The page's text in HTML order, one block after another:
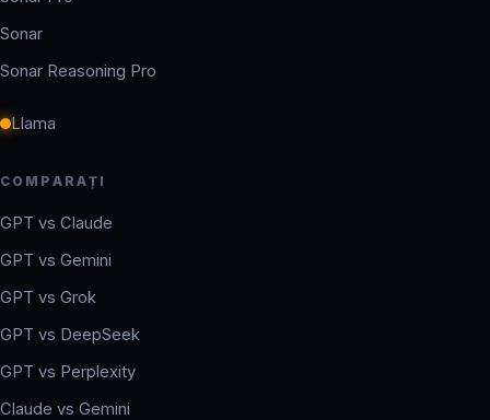
Sonar
Sonar Reasoning Pro
Llama
COMPARAȚI
GPT vs Claude
GPT vs Gemini
GPT vs Grok
GPT vs DeepSeek
GPT vs Perplexity
Claude vs Gemini